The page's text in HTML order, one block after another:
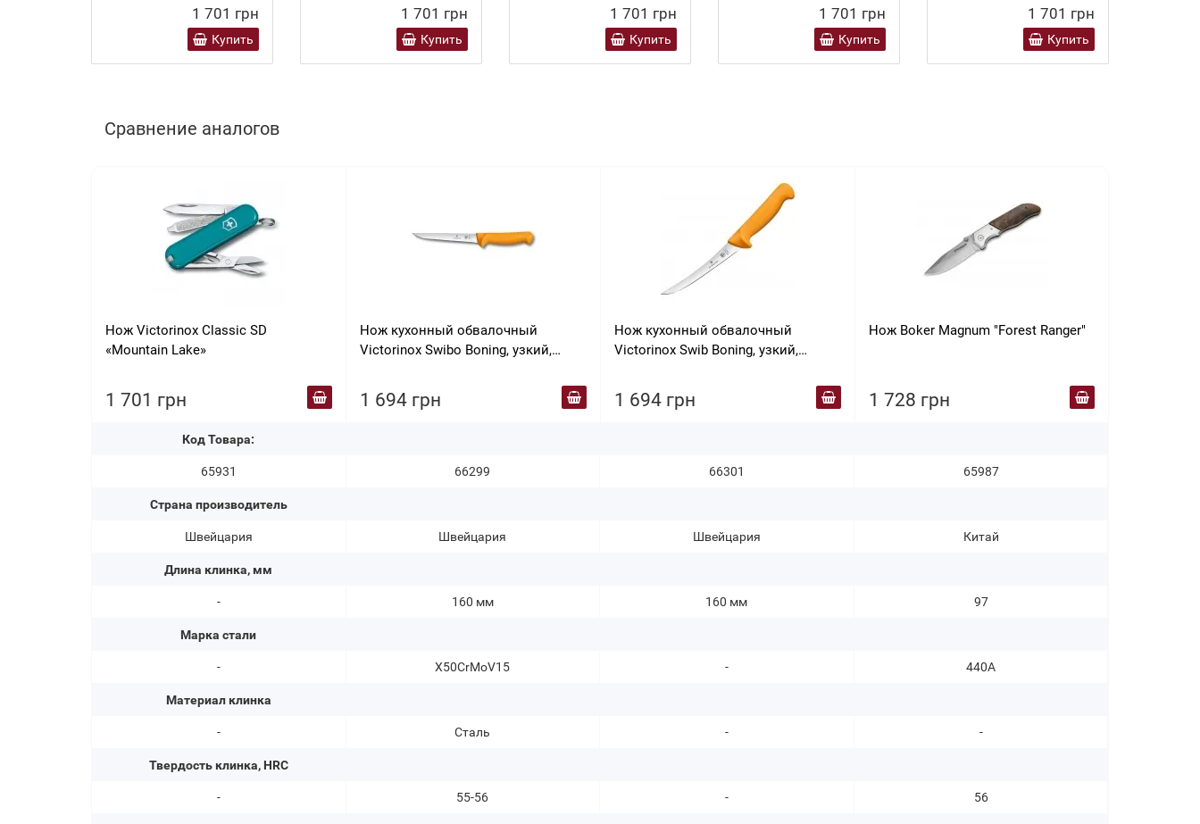
1 701 грн
Купить
1 701 грн
Купить
1 701 грн
Купить
1 701 грн
Купить
1 701 грн
Купить
Сравнение аналогов
Нож Victorinox Сlassic SD
«Mountain Lake»
1 701 грн
Код Товара:
65931
Страна производитель
Швейцария
Длина клинка, мм
-
Марка стали
-
Материал клинка
-
Твердость клинка, HRC
-
Нож кухонный обвалочный
Victorinox Swibo Boning, узкий,
1 694 грн
66299
Швейцария
160 мм
X50CrMoV15
Сталь
55-56
Нож кухонный обвалочный
Victorinox Swib Boning, узкий,
арт.5.8405.16
1 694 грн
66301
Швейцария
160 мм
-
-
-
Нож Boker Magnum "Forest Ranger"
1 728 грн
65987
Китай
97
440A
-
56